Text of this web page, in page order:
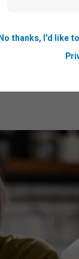
thanks, I'd like